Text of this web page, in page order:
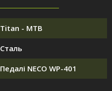
Titan - MTB
Сталь
Педалі NECO WP-401